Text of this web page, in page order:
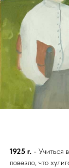
1925 г. - Учиться
повезло, что